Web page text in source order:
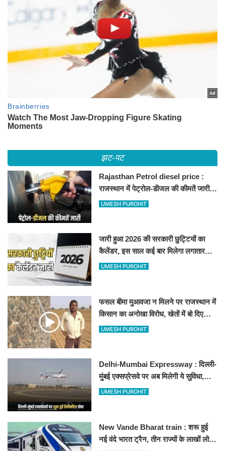
झट-पट
Rajasthan Petrol diesel price :
राजस्थान में पेट्रोल-डीजल की कीमतें जारी,
जानिए बीकानेर समेत पुरे प्रदेश में नए रेट
UMESH PUROHIT
जारी हुआ 2026 की सरकारी छुट्टियों का
कैलेंडर, इस साल कई बार मिलेगा लगातार
अवकाश, देखें
UMESH PUROHIT
फसल बीमा मुआवजा न मिलने पर राजस्थान में
किसान का अनोखा विरोध, खेतों में बो दिए
500-500 रुपए के नोट, वीडियो वायरल
UMESH PUROHIT
Delhi-Mumbai Expressway : दिल्ली-
मुंबई एक्सप्रेसवे पर अब मिलेगी ये सुविधा,
हेलीकॉप्टर सर्विस से तुरंत घायल पहुंचेगा
UMESH PUROHIT
New Vande Bharat train : शरू हुई
नई वंदे भारत ट्रैन, तीन राज्यों के लाखों लोगों